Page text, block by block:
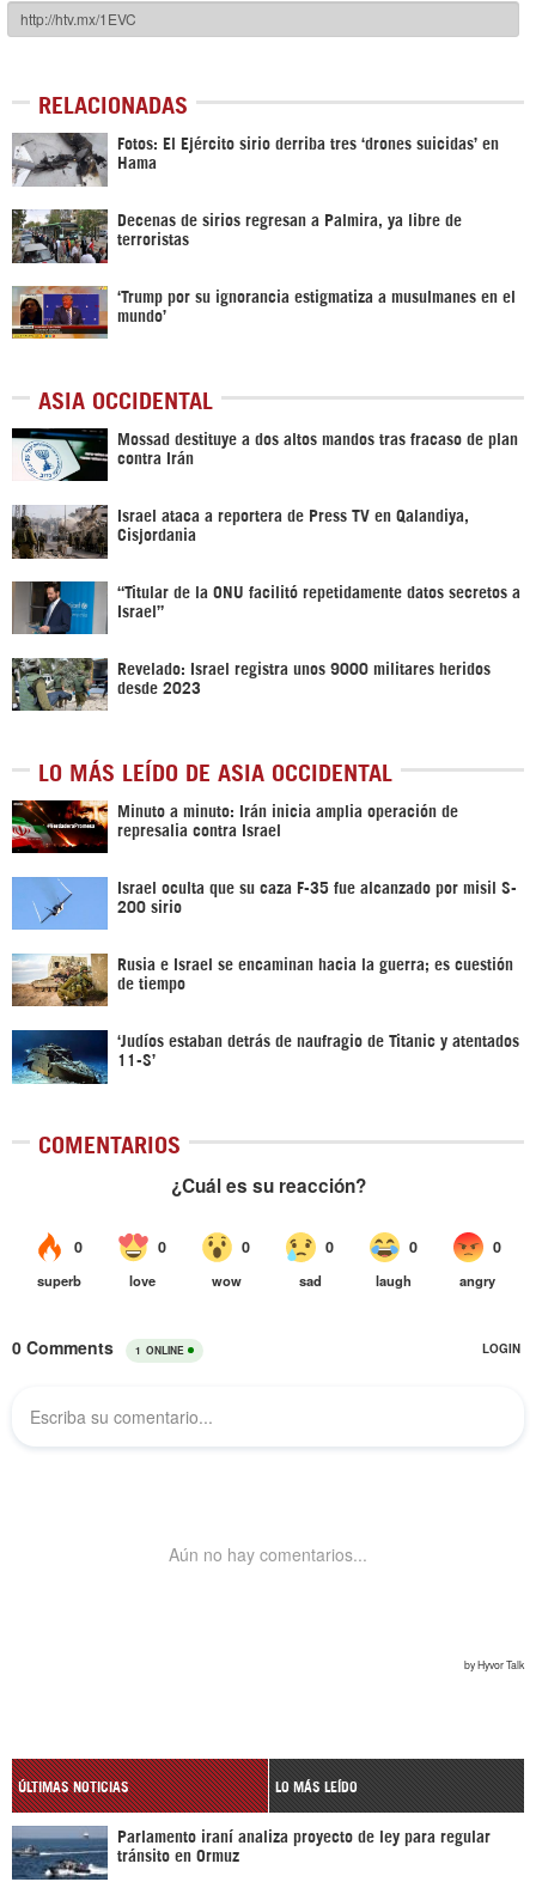
RELACIONADAS
Fotos: El Ejército sirio derriba tres ‘drones suicidas’ en
Hama
Decenas de sirios regresan a Palmira, ya libre de
terroristas
‘Trump por su ignorancia estigmatiza a musulmanes en el
mundo’
ASIA OCCIDENTAL
Mossad destituye a dos altos mandos tras fracaso de plan
contra Irán
Israel ataca a reportera de Press TV en Qalandiya,
Cisjordania
“Titular de la ONU facilitó repetidamente datos secretos a
Israel”
Revelado: Israel registra unos 9000 militares heridos
desde 2023
LO MÁS LEÍDO DE ASIA OCCIDENTAL
Minuto a minuto: Irán inicia amplia operación de
represalia contra Israel
Israel oculta que su caza F-35 fue alcanzado por misil S-
200 sirio
Rusia e Israel se encaminan hacia la guerra; es cuestión
de tiempo
‘Judíos estaban detrás de naufragio de Titanic y atentados
11-S’
COMENTARIOS
ÚLTIMAS NOTICIAS LO MÁS LEÍDO
Parlamento iraní analiza proyecto de ley para regular
tránsito en Ormuz